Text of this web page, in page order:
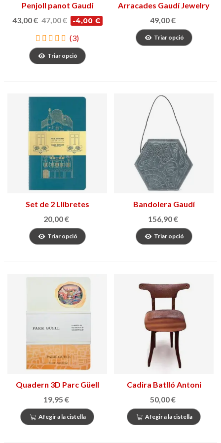
Penjoll panot Gaudí
43,00 € 47,00 € -4,00 €
(3)
Triar opció
Arracades Gaudí Jewelry
Casa Milà
49,00 €
Triar opció
Set de 2 Llibretes
Moleskine Casa Batlló
20,00 €
Triar opció
Bandolera Gaudí
156,90 €
Triar opció
Quadern 3D Parc Güell
19,95 €
Afegir a la cistella
Cadira Batlló Antoni
Gaudí
50,00 €
Afegir a la cistella